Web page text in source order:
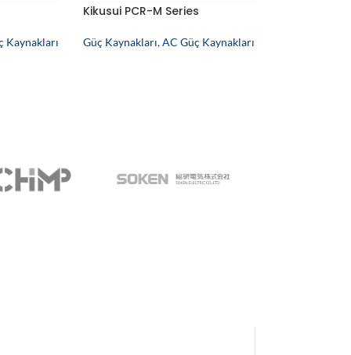
Kaynakları
Kikusui PCR-M Series
Güç Kaynakları, AC Güç Kaynakları